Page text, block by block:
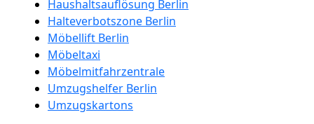
Haushaltsauflösung Berlin
Halteverbotszone Berlin
Möbellift Berlin
Möbeltaxi
Möbelmitfahrzentrale
Umzugshelfer Berlin
Umzugskartons